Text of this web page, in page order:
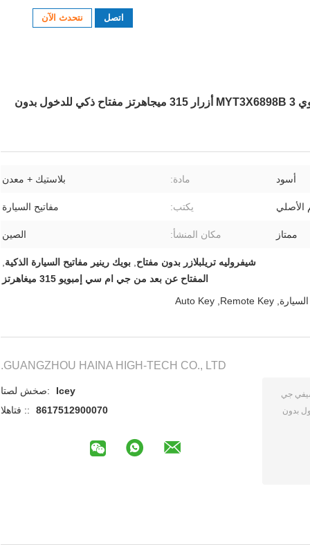
اتصل نتحدث الآن
لشفروليه تريل بليزر بويك رينيير شيفي جي إم سي إنفوي MYT3X6898B 3 أزرار 315 ميجاهرتز مفتاح ذكي للدخول بدون
أسود مادة: بلاستيك + معدن
الأصلي يكتب: مفاتيح السيارة
ممتاز مكان المنشأ: الصين
شيفروليه تريلبلازر بدون مفتاح, بويك رينير مفاتيح السيارة الذكية,
المفتاح عن بعد من جي ام سي إمبويو 315 ميغاهرتز
,
Remote Key
,
Auto Key
GUANGZHOU HAINA HIGH-TECH CO., LTD.
اتصل شخص:
Icey
الهاتف ::
8617512900070